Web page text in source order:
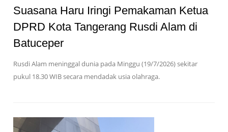
Suasana Haru Iringi Pemakaman Ketua
DPRD Kota Tangerang Rusdi Alam di
Batuceper
Rusdi Alam meninggal dunia pada Minggu (19/7/2026) sekitar
pukul 18.30 WIB secara mendadak usia olahraga.